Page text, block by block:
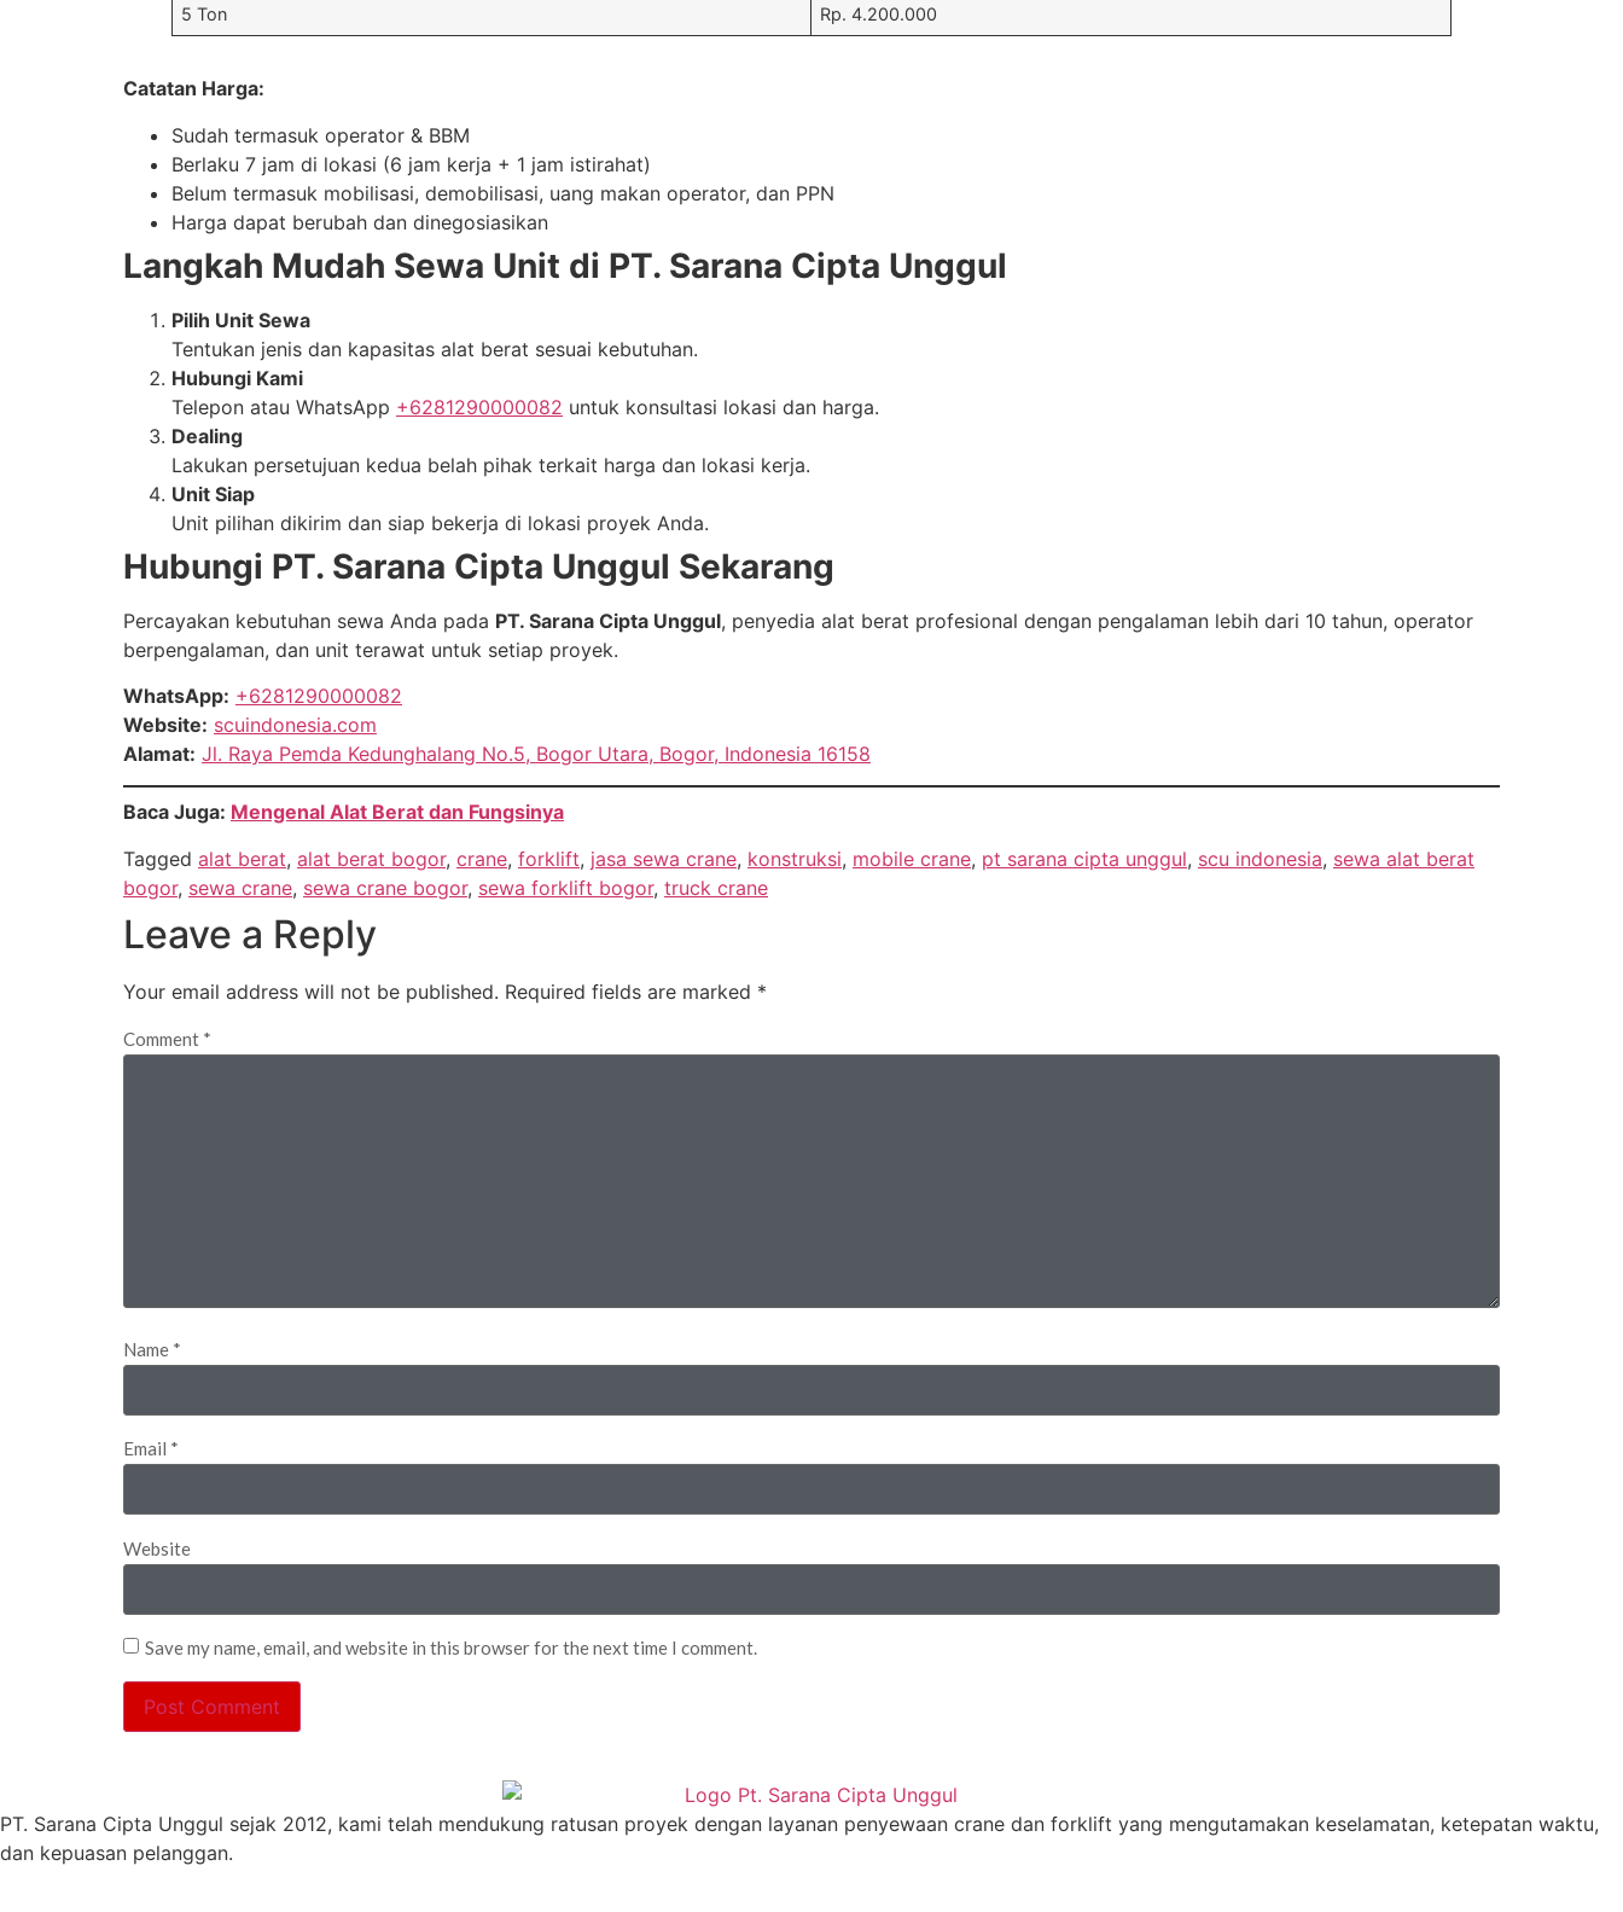
5 Ton Rp. 4.200.000
Catatan Harga:
Sudah termasuk operator & BBM
Berlaku 7 jam di lokasi (6 jam kerja + 1 jam istirahat)
Belum termasuk mobilisasi, demobilisasi, uang makan operator, dan PPN
Harga dapat berubah dan dinegosiasikan
Langkah Mudah Sewa Unit di PT. Sarana Cipta Unggul
Pilih Unit Sewa
Tentukan jenis dan kapasitas alat berat sesuai kebutuhan.
Hubungi Kami
Telepon atau WhatsApp +6281290000082 untuk konsultasi lokasi dan harga.
Dealing
Lakukan persetujuan kedua belah pihak terkait harga dan lokasi kerja.
Unit Siap
Unit pilihan dikirim dan siap bekerja di lokasi proyek Anda.
Hubungi PT. Sarana Cipta Unggul Sekarang
Percayakan kebutuhan sewa Anda pada PT. Sarana Cipta Unggul, penyedia alat berat profesional dengan pengalaman lebih dari 10 tahun, operator
berpengalaman, dan unit terawat untuk setiap proyek.
WhatsApp: +6281290000082
Website: scuindonesia.com
Alamat: Jl. Raya Pemda Kedunghalang No.5, Bogor Utara, Bogor, Indonesia 16158
Baca Juga: Mengenal Alat Berat dan Fungsinya
Tagged alat berat, alat berat bogor, crane, forklift, jasa sewa crane, konstruksi, mobile crane, pt sarana cipta unggul, scu indonesia, sewa alat berat
bogor, sewa crane, sewa crane bogor, sewa forklift bogor, truck crane
Leave a Reply
Your email address will not be published. Required fields are marked *
Comment *
Name *
Email *
Website
Save my name, email, and website in this browser for the next time I comment.
PT. Sarana Cipta Unggul sejak 2012, kami telah mendukung ratusan proyek dengan layanan penyewaan crane dan forklift yang mengutamakan keselamatan, ketepatan waktu,
dan kepuasan pelanggan.